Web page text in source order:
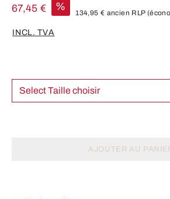
67,45 € %
134,95 € ancien RLP
INCL. TVA
Select Taille choisir
AJOUTER AU